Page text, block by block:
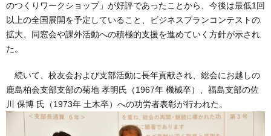
のつくりワークショップ」が好評であったことから、今後は最低1回
以上の全国展開を予定していること、ビジネスプランコンテストの
拡大、同窓会や課外活動への積極的支援を進めていく方針が示され
た。
続いて、校友会および支部活動に長年貢献され、総会にお越しの
鹿島柏会支部支部の菊地 孝明氏（1967年 機械卒）、福島支部の佐
川 保博 氏（1973年 土木卒）への功労者表彰が行われた。